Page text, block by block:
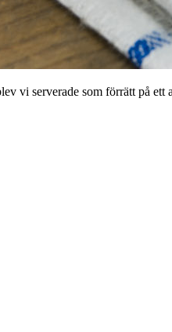
vi serverade som förrätt på